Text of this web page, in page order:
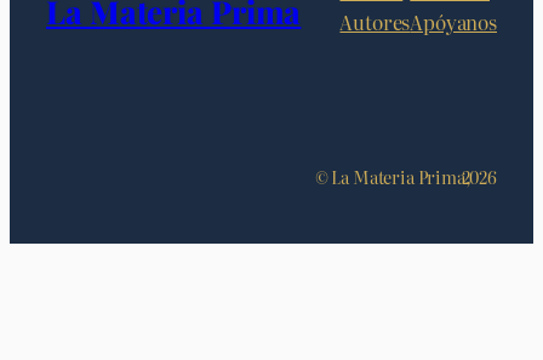
La Materia Prima
AutoresApóyanos
© La Materia Prima,2026